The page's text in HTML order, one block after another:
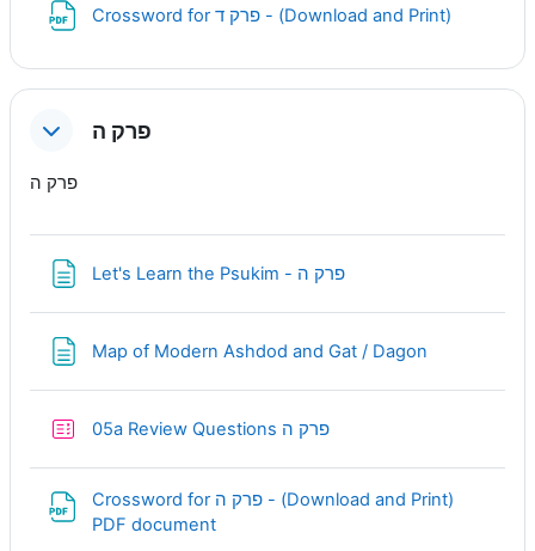
Crossword for פרק ד - (Download and Print)
פרק ה
פרק ה
Let's Learn the Psukim - פרק הPage
Map of Modern Ashdod and Gat / Dagon
05a Review Questions פרק הQuiz
Crossword for פרק ה - (Download and Print)
PDF documentURL